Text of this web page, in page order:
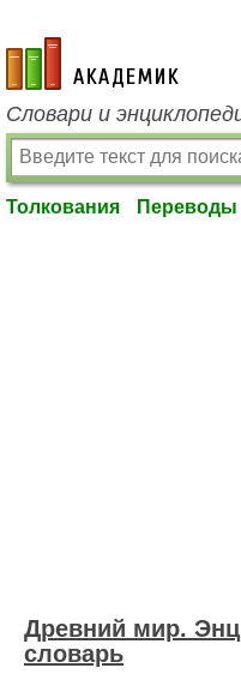
academic.ru
Словари и
Толкования Переводы
Древний мир.
словарь